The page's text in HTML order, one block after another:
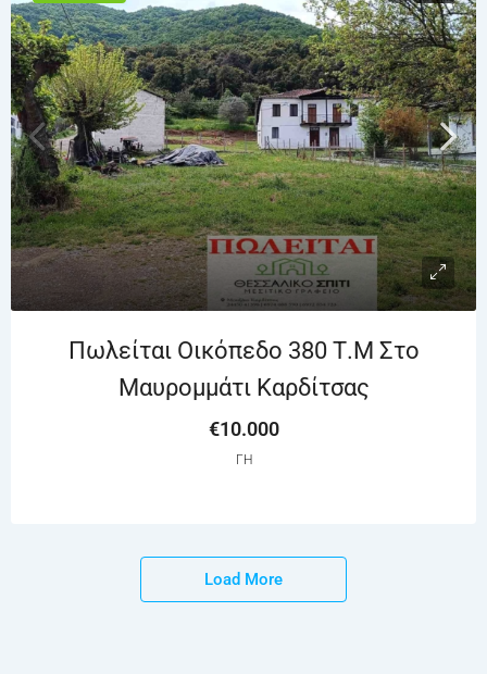
Πωλείται Οικόπεδο 380 Τ.μ Στο
Μαυρομμάτι Καρδίτσας
€10.000
ΓΗ
Load More